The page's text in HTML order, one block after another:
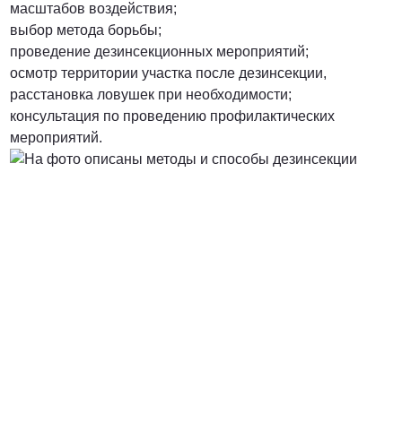
масштабов воздействия;
выбор метода борьбы;
проведение дезинсекционных мероприятий;
осмотр территории участка после дезинсекции,
расстановка ловушек при необходимости;
консультация по проведению профилактических
мероприятий.